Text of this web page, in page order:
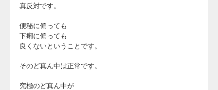
真反対です。
便秘に偏っても
下痢に偏っても
良くないということです。
そのど真ん中は正常です。
究極のど真ん中が